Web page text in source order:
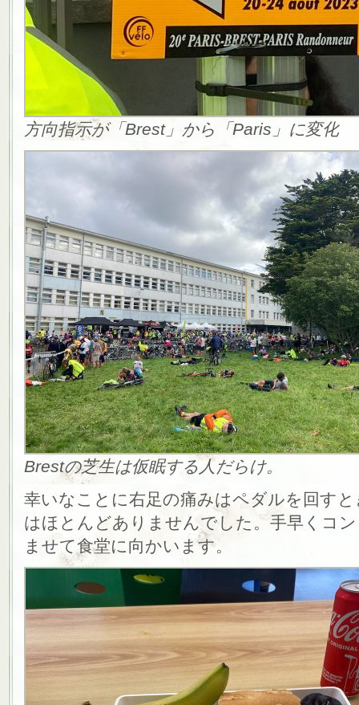
方向指示が「Brest」から「Paris」に変化
Brestの芝生は仮眠する人だらけ。
幸いなことに右足の痛みはペダルを回す
はほとんどありませんでした。手早くコ
ませて食堂に向かいます。